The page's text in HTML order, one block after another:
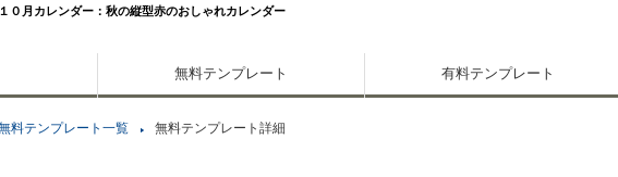
０月カレンダー：秋の縦型赤のおしゃれカレンダー
無料テンプレート 有料テンプレート
料テンプレート一覧 無料テンプレート詳細